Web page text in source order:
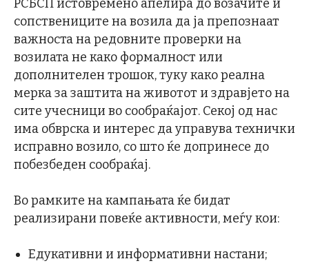
РСБСП истовремено апелира до возачите и
сопствениците на возила да ја препознаат
важноста на редовните проверки на
возилата не како формалност или
дополнителен трошок, туку како реална
мерка за заштита на животот и здравјето на
сите учесници во сообраќајот. Секој од нас
има обврска и интерес да управува технички
исправно возило, со што ќе допринесе до
побезбеден сообраќај.
Во рамките на кампањата ќе бидат
реализирани повеќе активности, меѓу кои:
Едукативни и информативни настани;